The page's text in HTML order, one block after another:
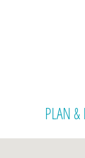
PLAN &